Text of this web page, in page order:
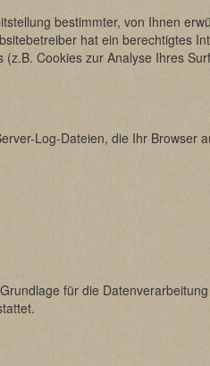
bestimmter, von Ihnen
hat ein berechtigtes
Cookies zur Analyse Ihres
Log-Dateien, die Ihr Browser
für die